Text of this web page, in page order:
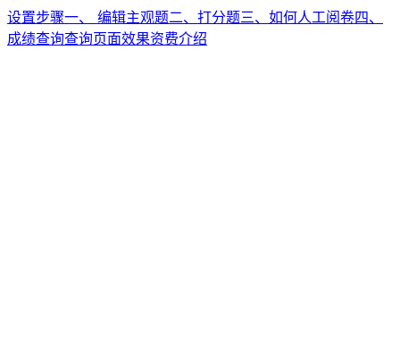
设置步骤一、 编辑主观题二、打分题三、如何人工阅卷四、
成绩查询查询页面效果资费介绍